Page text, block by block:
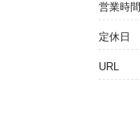
営業時間
定休日
URL